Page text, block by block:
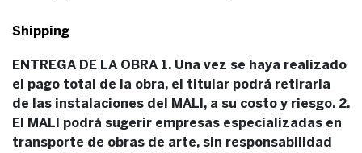
Shipping
ENTREGA DE LA OBRA 1. Una vez se haya realizado
el pago total de la obra, el titular podrá retirarla
de las instalaciones del MALI, a su costo y riesgo. 2.
El MALI podrá sugerir empresas especializadas en
transporte de obras de arte, sin responsabilidad